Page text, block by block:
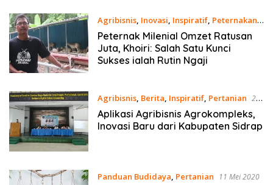
Agribisnis, Inovasi, Inspiratif, Peternakan
5 Februari 2021
Peternak Milenial Omzet Ratusan
Juta, Khoiri: Salah Satu Kunci
Sukses ialah Rutin Ngaji
Agribisnis, Berita, Inspiratif, Pertanian 26
Januari 2021
Aplikasi Agribisnis Agrokompleks,
Inovasi Baru dari Kabupaten Sidrap
Panduan Budidaya, Pertanian 11 Mei 2020